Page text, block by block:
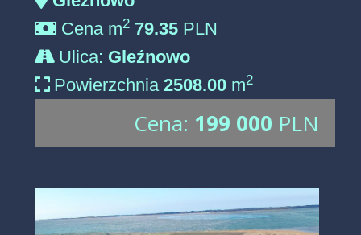
Cena m2 79.35 PLN
Ulica: Gleźnowo
Powierzchnia2508.00 m2
Cena: 199 000 PLN